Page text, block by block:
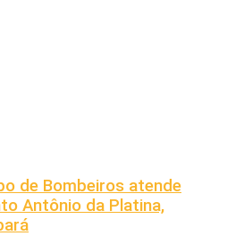
de Bombeiros atende
Antônio da Platina,